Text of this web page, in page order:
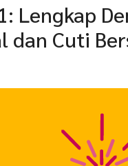
Lengkap
dan Cuti